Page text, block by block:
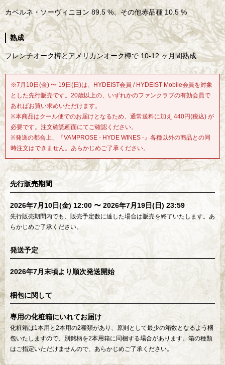
カベルネ・ソーヴィニヨン 89.5 %、その他赤品種 10.5 %
熟成
フレンチオーク樽とアメリカンオーク樽で 10-12 ヶ月間熟成
※7月10日(金) 〜 19日(日)は、HYDEIST会員 / HYDEIST Mobile会員を対象
とした先行販売です。20歳以上の、いずれかのファンクラブの有効会員で
あればお買い求めいただけます。
※本商品はクール便でのお届けとなるため、通常送料に加え 440円(税込) が
必要です。注文確認画面にてご確認ください。
※発送の都合上、『VAMPROSE - HYDE WINES -』各種以外の商品との同
時注文はできません。あらかじめご了承ください。
先行販売期間
2026年7月10日(金) 12:00 〜 2026年7月19日(日) 23:59
先行販売期間内でも、販売予定数に達した場合は販売を終了いたします。あ
らかじめご了承ください。
発送予定
2026年7月末頃より順次発送開始
梱包に関して
専用の化粧箱にいれてお届け
化粧箱は1本用と2本用の2種類があり、原則として最少の箱数となるよう梱
包いたしますので、別銘柄を2本用箱に同梱する場合があります。箱の種類
はご指定いただけませんので、あらかじめご了承ください。